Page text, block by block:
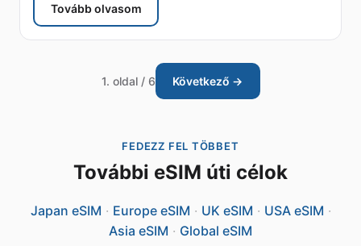
Tovább olvasom
: Kenya & the Great Migration — A Masai Mara
1. oldal / 6 Következő →
FEDEZZ FEL TÖBBET
További eSIM úti célok
Japan eSIM · Europe eSIM · UK eSIM · USA eSIM ·
Asia eSIM · Global eSIM